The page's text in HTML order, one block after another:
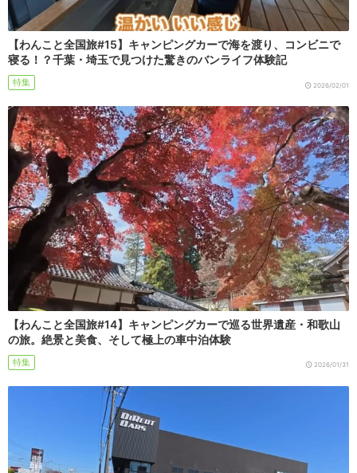
【わんこと全国旅#15】キャンピングカーで海を渡り、コンビニで
寝る！？千葉・埼玉で見つけた驚きのバンライフ体験記
特集 2026/02/01
【わんこと全国旅#14】キャンピングカーで巡る世界遺産・和歌山
の旅。絶景と美食、そして極上の車中泊体験
特集 2026/01/31